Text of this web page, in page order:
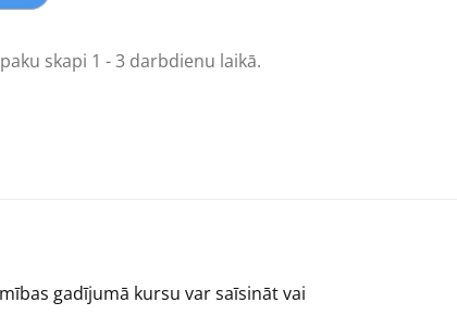
skapi 1 - 3 darbdienu laikā.
gadījumā kursu var saīsināt vai